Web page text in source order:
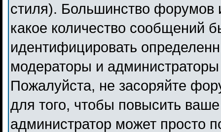
стиля). Большинство форумов
какое количество сообщений
идентифицировать
модераторы и
Пожалуйста, не засоряйте
для того, чтобы повысить
администратор может просто